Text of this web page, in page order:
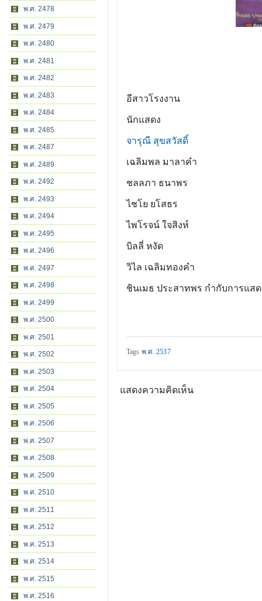
พ.ศ. 2478
พ.ศ. 2479
พ.ศ. 2480
พ.ศ. 2481
พ.ศ. 2482
พ.ศ. 2483
พ.ศ. 2484
พ.ศ. 2485
พ.ศ. 2487
พ.ศ. 2489
พ.ศ. 2492
พ.ศ. 2493
พ.ศ. 2494
พ.ศ. 2495
พ.ศ. 2496
พ.ศ. 2497
พ.ศ. 2498
พ.ศ. 2499
พ.ศ. 2500
พ.ศ. 2501
พ.ศ. 2502
พ.ศ. 2503
พ.ศ. 2504
พ.ศ. 2505
พ.ศ. 2506
พ.ศ. 2507
พ.ศ. 2508
พ.ศ. 2509
พ.ศ. 2510
พ.ศ. 2511
พ.ศ. 2512
พ.ศ. 2513
พ.ศ. 2514
พ.ศ. 2515
พ.ศ. 2516
อีสาวโรงงาน
นักแสดง
จารุณี สุขสวัสดิ์
เฉลิมพล มาลาคำ
ชลลภา ธนาพร
ไชโย ยโสธร
ไพโรจน์ ใจสิงห์
บิลลี่ หงัด
วิไล เฉลิมทองคำ
ชินเมธ ประสาทพร กำกับการแส
Tags พ.ศ. 2537
แสดงความคิดเห็น